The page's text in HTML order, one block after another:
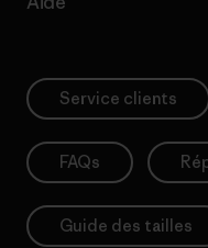
Service clients
FAQs
Guide des tailles